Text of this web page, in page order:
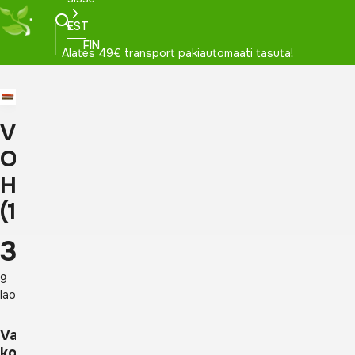
Alates 49€ transport pakiautomaati tasuta!
EST
FIN
Viiruk
Original
Healing
(1816)
3,30
9
laos
Vali